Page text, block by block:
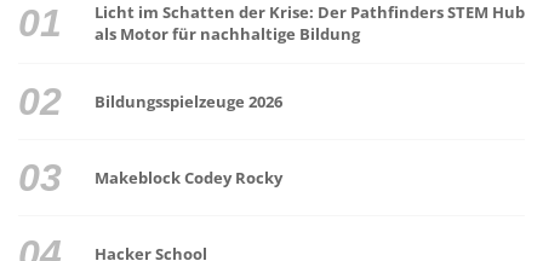
Licht im Schatten der Krise: Der Pathfinders STEM Hub
als Motor für nachhaltige Bildung
Bildungsspielzeuge 2026
Makeblock Codey Rocky
Hacker School